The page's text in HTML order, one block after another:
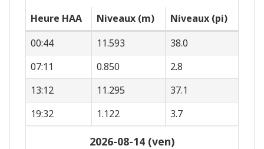
Heure HAA Niveaux (m)
Niveaux (pi)
00:44
11.593
38.0
07:11
0.850
2.8
13:12
11.295
37.1
19:32
1.122 3.7
2026-08-14 (ven)